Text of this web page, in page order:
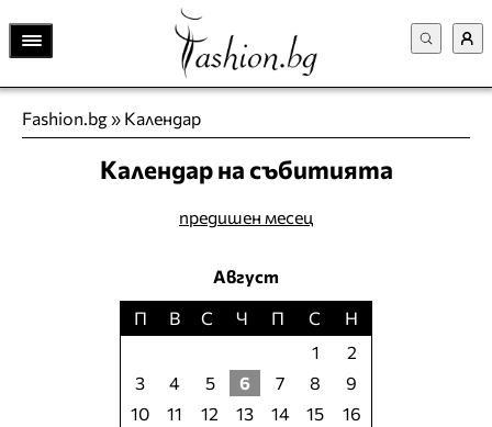
Fashion.bg» Календар
Календар на събитията
предишен месец
Август
П
В С Ч П С
Н
1
2
3
4 5 6 7 8
9
10
11 12 13 14 15
16